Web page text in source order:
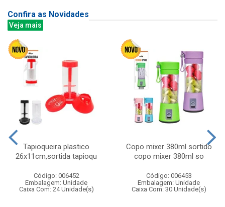
Confira as Novidades
Veja mais
Tapioqueira plastico
26x11cm,sortida tapioqu
Código: 006452
Embalagem: Unidade
Caixa Com: 24 Unidade(s)
Copo mixer 380ml sortido
copo mixer 380ml so
Código: 006453
Embalagem: Unidade
Caixa Com: 30 Unidade(s)